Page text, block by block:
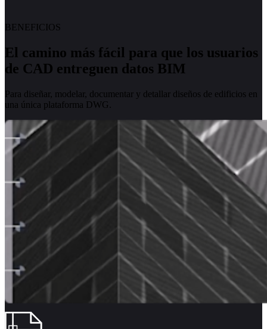
BENEFICIOS
El camino más fácil para que los usuarios
de CAD entreguen datos BIM
Para diseñar, modelar, documentar y detallar diseños de edificios en
una única plataforma DWG.